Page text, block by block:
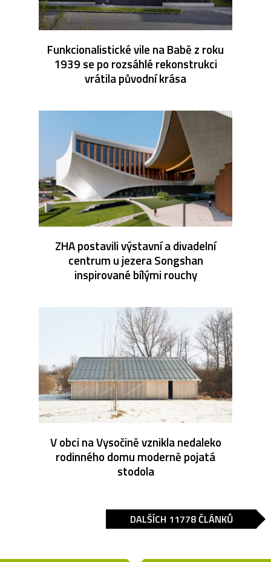
Funkcionalistické vile na Babě z roku
1939 se po rozsáhlé rekonstrukci
vrátila původní krása
ZHA postavili výstavní a divadelní
centrum u jezera Songshan
inspirované bílými rouchy
V obci na Vysočině vznikla nedaleko
rodinného domu moderně pojatá
stodola
DALŠÍCH 11778 ČLÁNKŮ